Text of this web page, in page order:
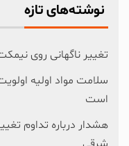
نوشته‌های تازه
تغییر ناگهانی روی
سلامت مواد اولیه
است
هشدار درباره تداوم